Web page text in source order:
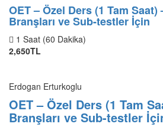
OET – Özel Ders (1 Tam Saat)
Branşları ve Sub-testler İçin
1 Saat (60 Dakika)
2,650TL
Erdogan Erturkoglu
OET – Özel Ders (1 Tam
Branşları ve Sub-testler